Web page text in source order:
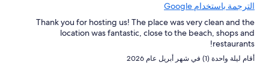
الترجمة باستخدام Google
Thank you for hosting us! The place was very clean and the
location was fantastic, close to the beach, shops and
restaurants!
أقام ليلة واحدة (1) في شهر أبريل عام 2026